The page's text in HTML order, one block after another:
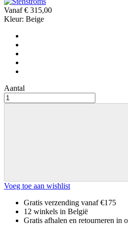
Vanaf € 315,00
Kleur: Beige
Aantal
Voeg toe aan wishlist
Gratis verzending vanaf €175
12 winkels in België
Gratis afhalen en retourneren in